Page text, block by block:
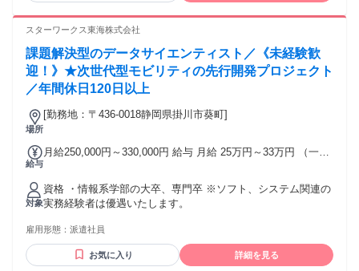
挑戦したい方歓迎 ・市場価値を高めたい方歓迎 ・自動車整備
士学校卒業の方 ・CAD操作や図面読解経験がある方 ・理工系
大学、工業高校等で 機械・電気電子を学ばれた方 ・製造、自
動車整備士、施工管理、 CADオペレーター経験者 ＝＝＝＝＝
＝＝＝＝＝＝＝＝＝＝ ▶下記ツールの使用経験者歓迎◀ ＝＝
＝＝＝＝＝＝＝＝＝＝＝＝＝ CAD（2D-CAD、3D-CAD）
CATIAV5 AutoCAD Creo NX SolidWorks CR-5000 CR-8000
三次元測定機 オシロスコープ ロジックアナライザ スペクト
スターワークス東海株式会社
課題解決型のデータサイエンティスト／《未経験歓
迎！》★次世代型モビリティの先行開発プロジェクト
／年間休日120日以上
場所
[勤務地：〒436-0018静岡県掛川市葵町]
給与
月給250,000円～330,000円 給与 月給 25万円～33万円 （一律
給) ※年齢・経験を考慮の上、当社規定により優遇いたしま
す。 ★賞与 年2回(4ヶ月分) ★昇給 年1回 【年収例】 850万円
／49歳・経験者・入社7年目（月給50万円+賞与＋諸手当）
650万円／36歳・経験者・入社8年目（月給35万円+賞与＋諸
与） 交通費：交通費支給 1か月3万円を上限
対象
資格 ・情報系学部の大卒、専門卒 ※ソフト、システム関連の
実務経験者は優遇いたします。
雇用形態： 派遣社員
お気に入り 詳細を見る